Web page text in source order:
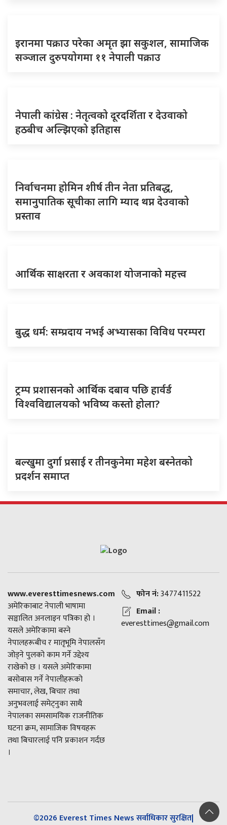
इरानमा पक्राउ परेका अमृत झा सकुशल, सामाजिक
सञ्जाल दुरुपयोगमा ११ नेपाली पक्राउ
नेपाली कांग्रेस : नेतृत्वको दूरदर्शिता र देउवाको
हठबीच अल्झिएको इतिहास
निर्वाचनमा होमिन शीर्ष तीन नेता प्रतिबद्ध,
समानुपातिक सूचीका लागि म्याद थप्न देउवाको
प्रस्ताव
आर्थिक साक्षरता र अवकाश योजनाको महत्त्व
बुद्ध धर्म: सम्प्रदाय नभई अभ्यासका विविध परम्परा
ट्रम्प प्रशासनको आर्थिक दबाव पछि हार्वर्ड
विश्वविद्यालयको भविष्य कस्तो होला?
बल्खुमा दुर्गा प्रसाई र तीनकुनेमा महेश बस्नेतको
प्रदर्शन समाप्त
www.everesttimesnews.com
अमेरिकाबाट नेपाली भाषामा
सञ्चालित अनलाइन पत्रिका हो ।
यसले अमेरिकामा बस्ने
नेपालहरूबीच र मातृभूमि नेपालसँग
जोड्ने पुलको काम गर्ने उद्देश्य
राखेको छ । यसले अमेरिकामा
बसोबास गर्ने नेपालीहरूको
समाचार, लेख, बिचार तथा
अनुभवलाई समेट्नुका साथै
नेपालका समसामयिक राजनीतिक
घटना क्रम, सामाजिक विषयहरू
तथा बिचारलाई पनि प्रकाशन गर्दछ
।
फोन नं:3477411522
Email :
everesttimes@gmail.com
©2026 Everest Times News सर्वाधिकार सुरक्षित|